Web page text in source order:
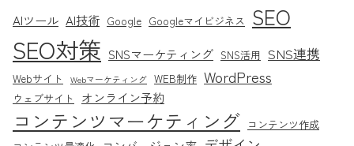
AIツール AI技術 Google Googleマイビジネス SEO
SEO対策 SNSマーケティング SNS活用 SNS連携
Webサイト Webマーケティング WEB制作 WordPress
ウェブサイト オンライン予約
コンテンツマーケティング コンテンツ作成